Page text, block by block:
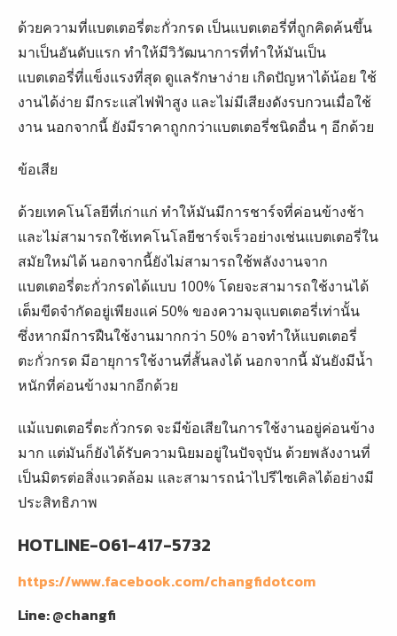
ด้วยความที่แบตเตอรี่ตะกั่วกรด เป็นแบตเตอรี่ที่ถูกคิดค้นขึ้น
มาเป็นอันดับแรก ทำให้มีวิวัฒนาการที่ทำให้มันเป็น
แบตเตอรี่ที่แข็งแรงที่สุด ดูแลรักษาง่าย เกิดปัญหาได้น้อย ใช้
งานได้ง่าย มีกระแสไฟฟ้าสูง และไม่มีเสียงดังรบกวนเมื่อใช้
งาน นอกจากนี้ ยังมีราคาถูกกว่าแบตเตอรี่ชนิดอื่น ๆ อีกด้วย
ข้อเสีย
ด้วยเทคโนโลยีที่เก่าแก่ ทำให้มันมีการชาร์จที่ค่อนข้างช้า
และไม่สามารถใช้เทคโนโลยีชาร์จเร็วอย่างเช่นแบตเตอรี่ใน
สมัยใหม่ได้ นอกจากนี้ยังไม่สามารถใช้พลังงานจาก
แบตเตอรี่ตะกั่วกรดได้แบบ 100% โดยจะสามารถใช้งานได้
เต็มขีดจำกัดอยู่เพียงแค่ 50% ของความจุแบตเตอรี่เท่านั้น
ซึ่งหากมีการฝืนใช้งานมากกว่า 50% อาจทำให้แบตเตอรี่
ตะกั่วกรด มีอายุการใช้งานที่สั้นลงได้ นอกจากนี้ มันยังมีน้ำ
หนักที่ค่อนข้างมากอีกด้วย
แม้แบตเตอรี่ตะกั่วกรด จะมีข้อเสียในการใช้งานอยู่ค่อนข้าง
มาก แต่มันก็ยังได้รับความนิยมอยู่ในปัจจุบัน ด้วยพลังงานที่
เป็นมิตรต่อสิ่งแวดล้อม และสามารถนำไปรีไซเคิลได้อย่างมี
ประสิทธิภาพ
HOTLINE-061-417-5732
https://www.facebook.com/changfidotcom
Line: @changfi